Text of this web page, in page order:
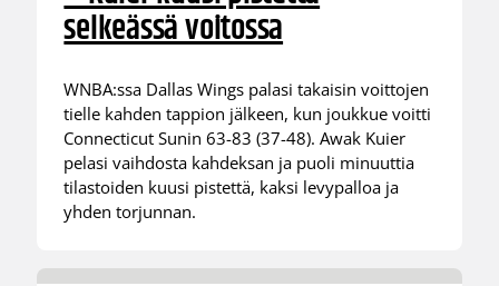
selkeässä voitossa
WNBA:ssa Dallas Wings palasi takaisin voittojen
tielle kahden tappion jälkeen, kun joukkue voitti
Connecticut Sunin 63-83 (37-48). Awak Kuier
pelasi vaihdosta kahdeksan ja puoli minuuttia
tilastoiden kuusi pistettä, kaksi levypalloa ja
yhden torjunnan.